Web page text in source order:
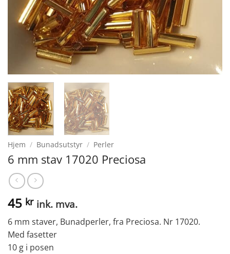
Hjem / Bunadsutstyr / Perler
6 mm stav 17020 Preciosa
45 kr ink. mva.
6 mm staver, Bunadperler, fra Preciosa. Nr 17020.
Med fasetter
10 g i posen